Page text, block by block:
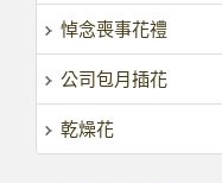
悼念喪事花禮
公司包月插花
乾燥花